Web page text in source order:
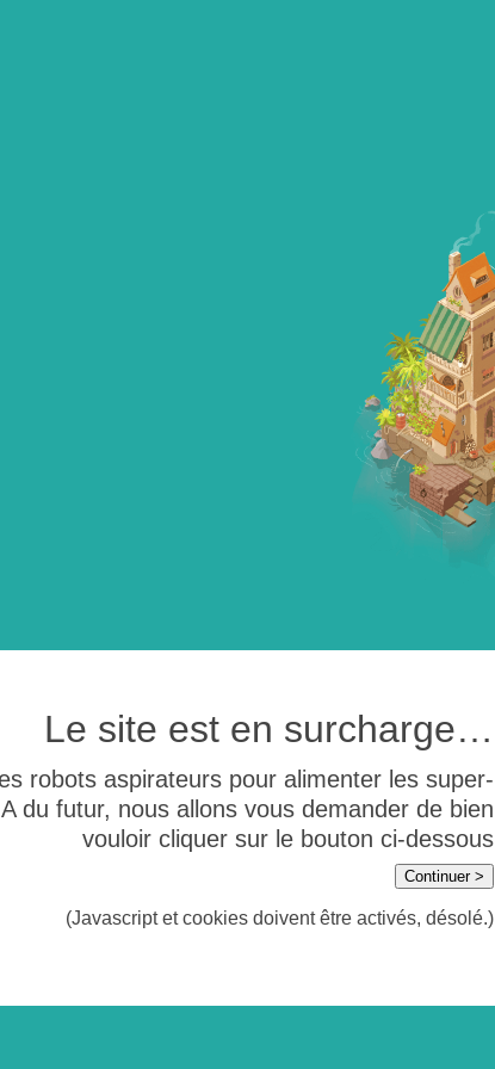
Le site est en surcharge…
robots aspirateurs pour alimenter les super-
du futur, nous allons vous demander de bien
vouloir cliquer sur le bouton ci-dessous
Continuer >
(Javascript et cookies doivent être activés, désolé.)